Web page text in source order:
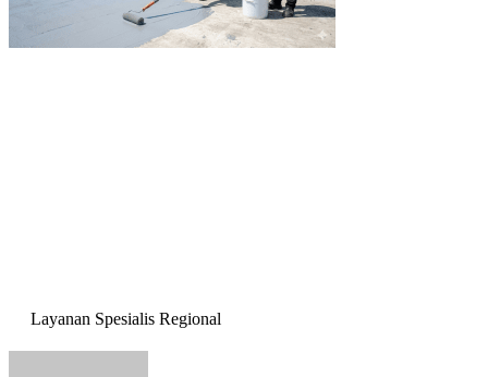
Layanan Spesialis Regional